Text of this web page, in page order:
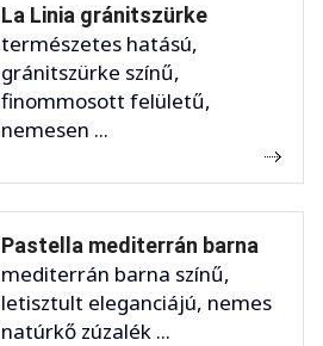
La Linia gránitszürke
természetes hatású,
gránitszürke színű,
finommosott felületű,
nemesen ...
Pastella mediterrán barna
mediterrán barna színű,
letisztult eleganciájú, nemes
natúrkő zúzalék ...